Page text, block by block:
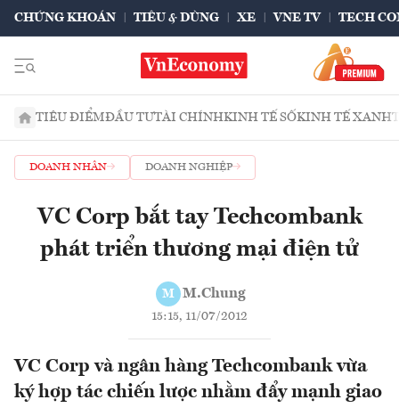
CHỨNG KHOÁN TIÊU & DÙNG XE VNE TV TECH
TIÊU ĐIỂMĐẦU TƯTÀI CHÍNHKINH TẾ SỐKINH TẾ XANH
DOANH NHÂN DOANH NGHIỆP
VC Corp bắt tay Techcombank
phát triển thương mại điện tử
M M.Chung
15:15, 11/07/2012
VC Corp và ngân hàng Techcombank vừa
ký hợp tác chiến lược nhằm đẩy mạnh giao